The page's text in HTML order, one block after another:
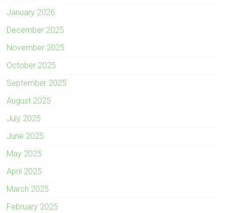
January 2026
December 2025
November 2025
October 2025
September 2025
August 2025
July 2025
June 2025
May 2025
April 2025
March 2025
February 2025